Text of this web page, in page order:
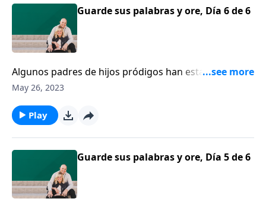
Guarde sus palabras y ore, Día 6 de 6
Algunos padres de hijos pródigos han estado orando
por mucho tiempo para que sus hijos se pongan a
tiempo, que no están seguros cómo manejar la
situación cuando esto ocurre. Phil Waldrep se une a
May 26, 2023
Play
Guarde sus palabras y ore, Día 5 de 6